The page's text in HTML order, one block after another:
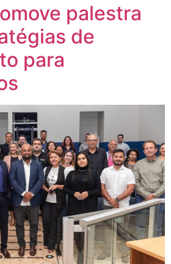
palestra
de
para